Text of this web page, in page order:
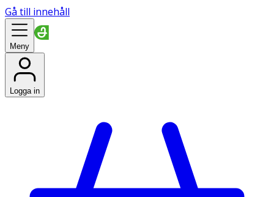
Gå till innehåll
Meny
Logga in